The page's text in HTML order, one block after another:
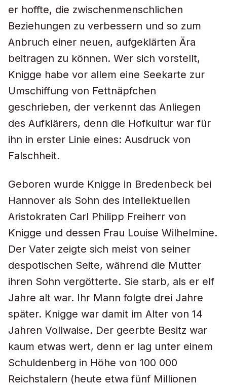
er hoffte, die zwischenmenschlichen
Beziehungen zu verbessern und so zum
Anbruch einer neuen, aufgeklärten Ära
beitragen zu können. Wer sich vorstellt,
Knigge habe vor allem eine Seekarte zur
Umschiffung von Fettnäpfchen
geschrieben, der verkennt das Anliegen
des Aufklärers, denn die Hofkultur war für
ihn in erster Linie eines: Ausdruck von
Falschheit.
Geboren wurde Knigge in Bredenbeck bei
Hannover als Sohn des intellektuellen
Aristokraten Carl Philipp Freiherr von
Knigge und dessen Frau Louise Wilhelmine.
Der Vater zeigte sich meist von seiner
despotischen Seite, während die Mutter
ihren Sohn vergötterte. Sie starb, als er elf
Jahre alt war. Ihr Mann folgte drei Jahre
später. Knigge war damit im Alter von 14
Jahren Vollwaise. Der geerbte Besitz war
kaum etwas wert, denn er lag unter einem
Schuldenberg in Höhe von 100 000
Reichstalern (heute etwa fünf Millionen